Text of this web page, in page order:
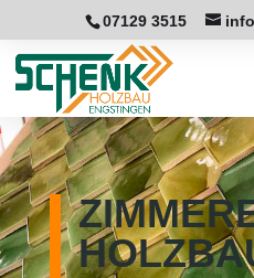
07129 3515